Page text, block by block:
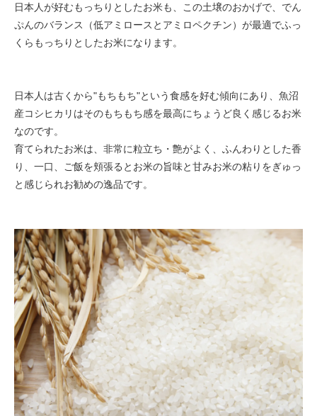
日本人が好むもっちりとしたお米も、この土壌のおかげで、でん
ぷんのバランス（低アミロースとアミロペクチン）が最適でふっ
くらもっちりとしたお米になります。
日本人は古くから"もちもち"という食感を好む傾向にあり、魚沼
産コシヒカリはそのもちもち感を最高にちょうど良く感じるお米
なのです。
育てられたお米は、非常に粒立ち・艶がよく、ふんわりとした香
り、一口、ご飯を頬張るとお米の旨味と甘みお米の粘りをぎゅっ
と感じられお勧めの逸品です。